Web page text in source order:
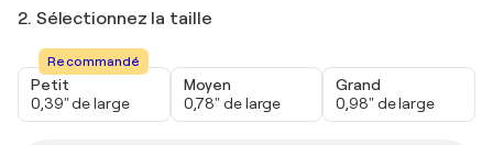
2. Sélectionnez la taille
Recommandé
Petit
0,39" de large
Moyen
0,78" de large
Grand
0,98" de large